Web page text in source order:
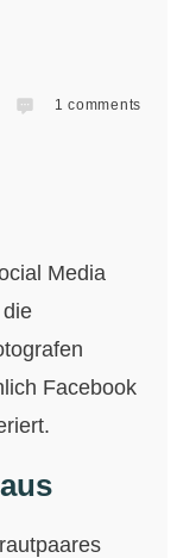
1 comments
Media
Facebook